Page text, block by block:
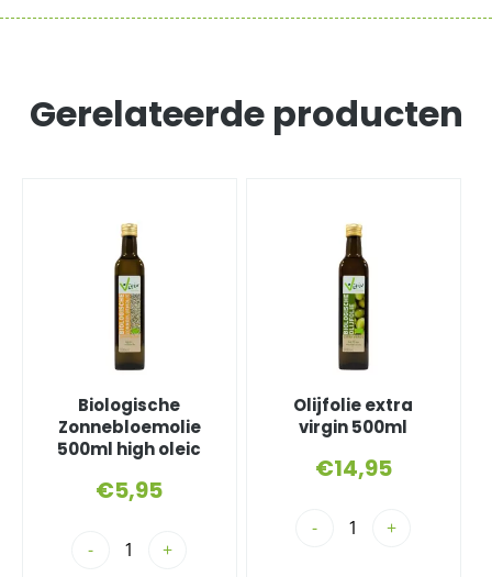
Gerelateerde producten
Biologische
Zonnebloemolie
500ml high oleic
€5,95
- +
Olijfolie extra
virgin 500ml
€14,95
- +